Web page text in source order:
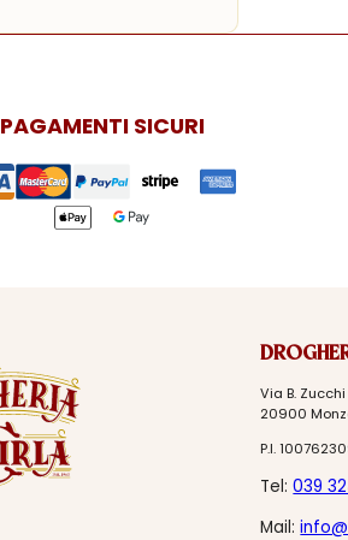
PAGAMENTI SICURI
Via B. Zucchi
20900
P.I.
Tel:039
Mail: